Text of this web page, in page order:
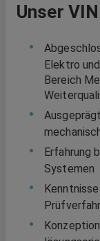
Unser
Elektro
Bereich
Erfahrung
Systemen